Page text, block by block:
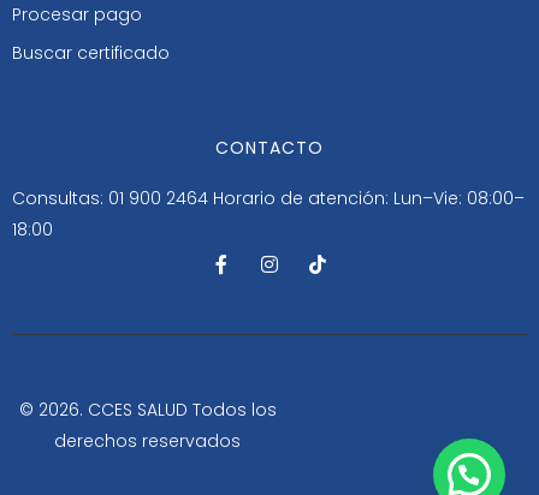
Procesar pago
Buscar certificado
CONTACTO
Consultas: 01 900 2464 Horario de atención: Lun–Vie: 08:00–
18:00
F
a
b
-
I
n
a
m
T
i
o
© 2026. CCES SALUD Todos los
derechos reservados